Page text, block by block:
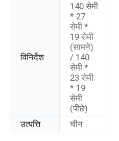
विनिर्देश
140 सेमी
* 27
सेमी *
19 सेमी
(सामने)
/ 140
सेमी *
23 सेमी
* 19
सेमी
(पीछे)
उत्पत्ति चीन